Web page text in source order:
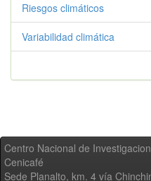
Riesgos climáticos
Variabilidad climática
Centro Nacional de
Cenicafé
Sede Planalto, km. 4 vía